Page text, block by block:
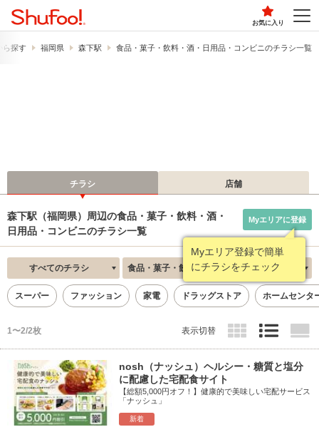
お気に入り
ら探す 福岡県 森下駅 食品・菓子・飲料・酒・日用品・コンビニのチラシ一覧
チラシ 店舗
森下駅（福岡県）周辺の食品・菓子・飲料・酒・
日用品・コンビニのチラシ一覧
Myエリア登録で簡単
にチラシをチェック
Myエリアに登録
すべてのチラシ 食品・菓子・飲料・酒・日用品・コンビニ 新着順
スーパー ファッション 家電 ドラッグストア ホームセンタ
1〜2/2枚 表示切替
新着
nosh（ナッシュ）ヘルシー・糖質と塩分
に配慮した宅配食サイト
【総額5,000円オフ！】健康的で美味しい宅配サービス
「ナッシュ」